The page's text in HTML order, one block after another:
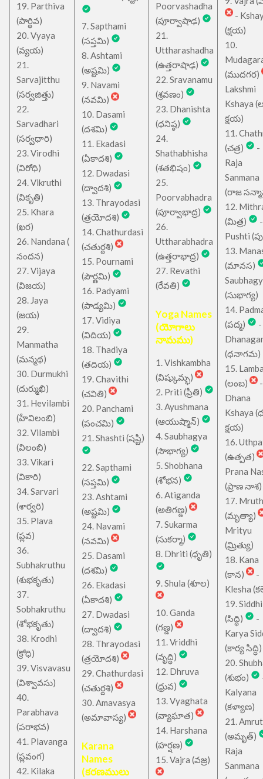
19. Parthiva
(పార్థివ)
20. Vyaya
(వ్యయ)
21.
Sarvajitthu
(సర్వజిత్తు)
22.
Sarvadhari
(సర్వధారి)
23. Virodhi
(విరోధి)
24. Vikruthi
(వికృతి)
25. Khara
(ఖర)
26. Nandana (
నందన)
27. Vijaya
(విజయ)
28. Jaya
(జయ)
29.
Manmatha
(మన్మథ)
30. Durmukhi
(దుర్ముఖి)
31. Hevilambi
(హేవిలంబి)
32. Vilambi
(విలంబి)
33. Vikari
(వికారి)
34. Sarvari
(శార్వరి)
35. Plava
(ప్లవ)
36.
Subhakruthu
(శుభకృతు)
37.
Sobhakruthu
(శోభకృతు)
38. Krodhi
(క్రోధి)
39. Visvavasu
(విశ్వావసు)
40.
Parabhava
(పరాభవ)
41. Plavanga
(ప్లవంగ)
42. Kilaka
7. Sapthami
(సప్తమి)
8. Ashtami
(అష్టమి)
9. Navami
(నవమి)
10. Dasami
(దశమి)
11. Ekadasi
(ఏకాదశి)
12. Dwadasi
(ద్వాదశి)
13. Thrayodasi
(త్రయోదశి)
14. Chathurdasi
(చతుర్దశి)
15. Pournami
(పౌర్ణమి)
16. Padyami
(పాడ్యమి)
17. Vidiya
(విదియ)
18. Thadiya
(తదియ)
19. Chavithi
(చవితి)
20. Panchami
(పంచమి)
21. Shashti (షష్టి)
22. Sapthami
(సప్తమి)
23. Ashtami
(అష్టమి)
24. Navami
(నవమి)
25. Dasami
(దశమి)
26. Ekadasi
(ఏకాదశి)
27. Dwadasi
(ద్వాదశి)
28. Thrayodasi
(త్రయోదశి)
29. Chathurdasi
(చతుర్దశి)
30. Amavasya
(అమావాస్య)
Karana
Names
(కరణములు
Poorvashadha
(పూర్వాషాఢ)
21.
Uttharashadha
(ఉత్తరాషాఢ)
22. Sravanamu
(శ్రవణం)
23. Dhanishta
(ధనిష్ఠ)
24.
Shathabhisha
(శతభిషం)
25.
Poorvabhadra
(పూర్వాభాద్ర)
26.
Uttharabhadra
(ఉత్తరాభాద్ర)
27. Revathi
(రేవతి)
Yoga Names
(యోగాలు
నామము)
1. Vishkambha
(విష్కుమ్భ)
2. Priti (ప్రీతి)
3. Ayushmana
(ఆయుష్మాన్)
4. Saubhagya
(సౌభాగ్య)
5. Shobhana
(శోభన)
6. Atiganda
(అతిగణ్డ)
7. Sukarma
(సుకర్మా)
8. Dhriti (ధృతి)
9. Shula (శూల)
10. Ganda
(గణ్డ)
11. Vriddhi
(వృద్ధి)
12. Dhruva
(ధ్రువ)
13. Vyaghata
(వ్యాఘాత)
14. Harshana
(హర్షణ)
15. Vajra (వజ్ర)
-
(క్షయ)
10.
(ముదగర)
Lakshmi
Kshaya
క్షయ)
11.
(చత్ర)
-
Raja
Sanmana
(రాజ
12.
(మిత్ర)
-
Pushti
13.
(మానస)
(సుభాగ్య)
14.
(పద్మ)
-
(ధనాగమ)
15.
(లంబ)
-
Dhana
Kshaya
క్షయ)
16.
(ఉత్పత)
Prana
(ప్రాణ నాశ)
17.
(మృత్యా)
Mrityu
(మ్రిత్యు)
18. Kana
(కాన)
-
Klesha
19. Siddhi
(సిద్ధి)
-
Karya
(కార్య సిద్ధి)
20.
(శుభం)
Kalyana
(కళ్యాణ)
21.
(అమృత్)
Raja
Sanmana